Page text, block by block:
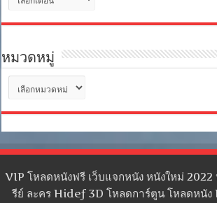
เก็บ
หมวดหมู่
หมวด
หมู่
VIP โหลดหนังฟรี เว็บแจกหนัง หนังใหม่
รีย์ ละคร Hidef 3D โหลดการ์ตูน โหลดหนัง